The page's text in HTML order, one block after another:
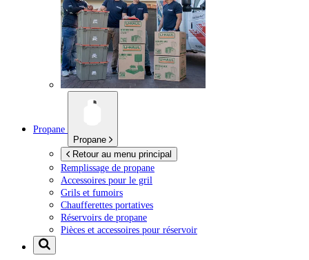
Propane
Propane
Retour au menu principal
Remplissage de propane
Accessoires pour le gril
Grils et fumoirs
Chaufferettes portatives
Réservoirs de propane
Pièces et accessoires pour réservoir